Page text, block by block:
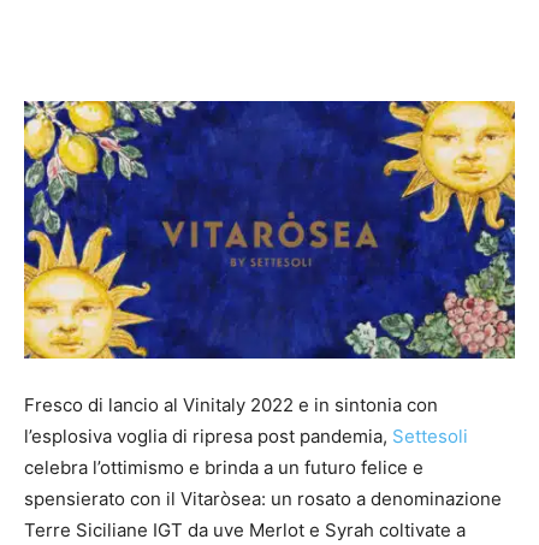
Fresco di lancio al Vinitaly 2022 e in sintonia con
l’esplosiva voglia di ripresa post pandemia, Settesoli
celebra l’ottimismo e brinda a un futuro felice e
spensierato con il Vitaròsea: un rosato a denominazione
Terre Siciliane IGT da uve Merlot e Syrah coltivate a